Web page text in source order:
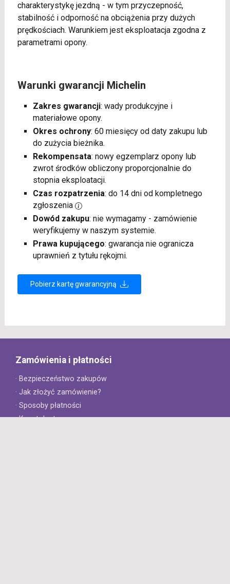
charakterystykę jezdną - w tym przyczepność,
stabilność i odporność na obciążenia przy dużych
prędkościach. Warunkiem jest eksploatacja zgodna z
parametrami opony.
Warunki gwarancji Michelin
Zakres gwarancji: wady produkcyjne i
materiałowe opony.
Okres ochrony: 60 miesięcy od daty zakupu lub
do zużycia bieżnika.
Rekompensata: nowy egzemplarz opony lub
zwrot środków obliczony proporcjonalnie do
stopnia eksploatacji.
Czas rozpatrzenia: do 14 dni od kompletnego
zgłoszenia
Dowód zakupu: nie wymagamy - zamówienie
weryfikujemy w naszym systemie.
Prawa kupującego: gwarancja nie ogranicza
uprawnień z tytułu rękojmi.
Pobierz kartę gwarancyjną
Zamówienia i płatności
· Bezpieczeństwo zakupów
· Jak złożyć zamówienie?
· Sposoby płatności
· Koszt dostawy